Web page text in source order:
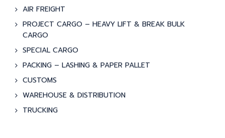
AIR FREIGHT
PROJECT CARGO – HEAVY LIFT & BREAK BULK
CARGO
SPECIAL CARGO
PACKING – LASHING & PAPER PALLET
CUSTOMS
WAREHOUSE & DISTRIBUTION
TRUCKING